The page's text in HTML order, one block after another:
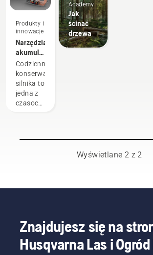
Produkty i
innowacje
Narzędzia
akumulatorowe
minimalizują
konieczność
konserwacji
urządzeń
elektrycznych
Codzienna
konserwacja
silnika to
jedna z
czasochłonnych
zakłócić
akumulatorowo
wymagające
w tym
zakresie.
Academy
Jak
ścinać
drzewa
Wyświetlane 2 z 2
Znajdujesz się na
Husqvarna Las i